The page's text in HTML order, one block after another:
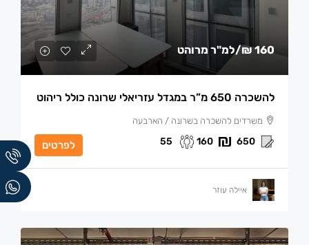
160 ₪ /למ"ר מרוהט
להשכרה 650 מ”ר במגדל עזריאלי שרונה כולל ריהוט
משרדים להשכרה בשרונה / הארבעה
650
160
55 לפרטים
איילה עוזר